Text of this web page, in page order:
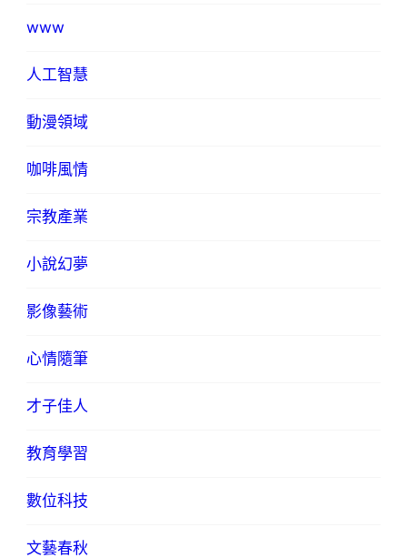
www
人工智慧
動漫領域
咖啡風情
宗教產業
小說幻夢
影像藝術
心情隨筆
才子佳人
教育學習
數位科技
文藝春秋